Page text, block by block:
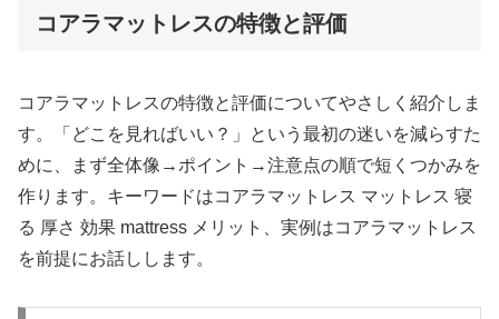
コアラマットレスの特徴と評価
コアラマットレスの特徴と評価についてやさしく紹介しま
す。「どこを見ればいい？」という最初の迷いを減らすた
めに、まず全体像→ポイント→注意点の順で短くつかみを
作ります。キーワードはコアラマットレス マットレス 寝
る 厚さ 効果 mattress メリット、実例はコアラマットレス
を前提にお話しします。